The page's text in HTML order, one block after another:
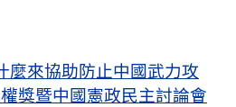
麼來協助防止中國武力攻
獎暨中國憲政民主討論會